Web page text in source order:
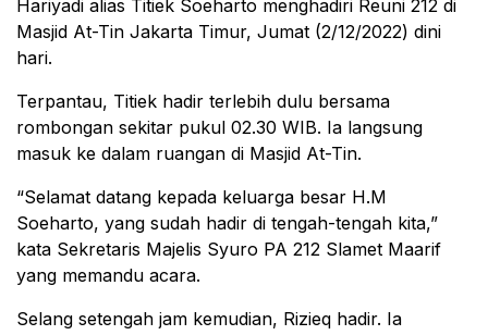
Hariyadi alias Titiek Soeharto menghadiri Reuni 212 di
Masjid At-Tin Jakarta Timur, Jumat (2/12/2022) dini
hari.
Terpantau, Titiek hadir terlebih dulu bersama
rombongan sekitar pukul 02.30 WIB. Ia langsung
masuk ke dalam ruangan di Masjid At-Tin.
“Selamat datang kepada keluarga besar H.M
Soeharto, yang sudah hadir di tengah-tengah kita,”
kata Sekretaris Majelis Syuro PA 212 Slamet Maarif
yang memandu acara.
Selang setengah jam kemudian, Rizieq hadir. Ia